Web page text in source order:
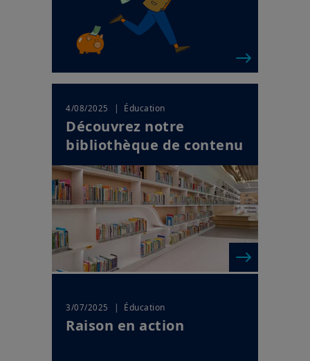
4/08/2025 | Éducation
Découvrez notre
bibliothèque de contenu
3/07/2025 | Éducation
Raison en action